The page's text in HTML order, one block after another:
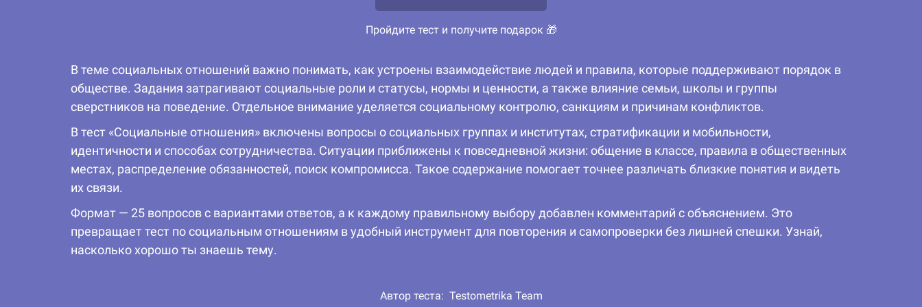
Пройдите тест и получите подарок 🎁
В теме социальных отношений важно понимать, как устроены взаимодействие людей и правила, которые поддерживают порядок в
обществе. Задания затрагивают социальные роли и статусы, нормы и ценности, а также влияние семьи, школы и группы
сверстников на поведение. Отдельное внимание уделяется социальному контролю, санкциям и причинам конфликтов.
В тест «Социальные отношения» включены вопросы о социальных группах и институтах, стратификации и мобильности,
идентичности и способах сотрудничества. Ситуации приближены к повседневной жизни: общение в классе, правила в общественных
местах, распределение обязанностей, поиск компромисса. Такое содержание помогает точнее различать близкие понятия и видеть
их связи.
Формат — 25 вопросов с вариантами ответов, а к каждому правильному выбору добавлен комментарий с объяснением. Это
превращает тест по социальным отношениям в удобный инструмент для повторения и самопроверки без лишней спешки. Узнай,
насколько хорошо ты знаешь тему.
Автор теста: Testometrika Team